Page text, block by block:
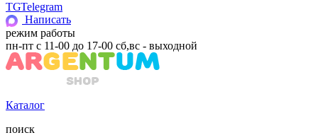
Telegram
Написать
режим работы
пн-пт с 11-00 до 17-00 сб,вс - выходной
Каталог
поиск